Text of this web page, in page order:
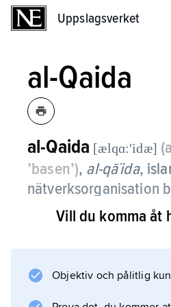
Uppslagsverket
al-Qaida
al-Qaida [ælqɑ:ʹidæ]
’basen’), al-qā˙ida,
nätverksorganisation
militanta sunnitiska
kallade celler) i många
Vill du komma åt
Objektiv och pålitlig